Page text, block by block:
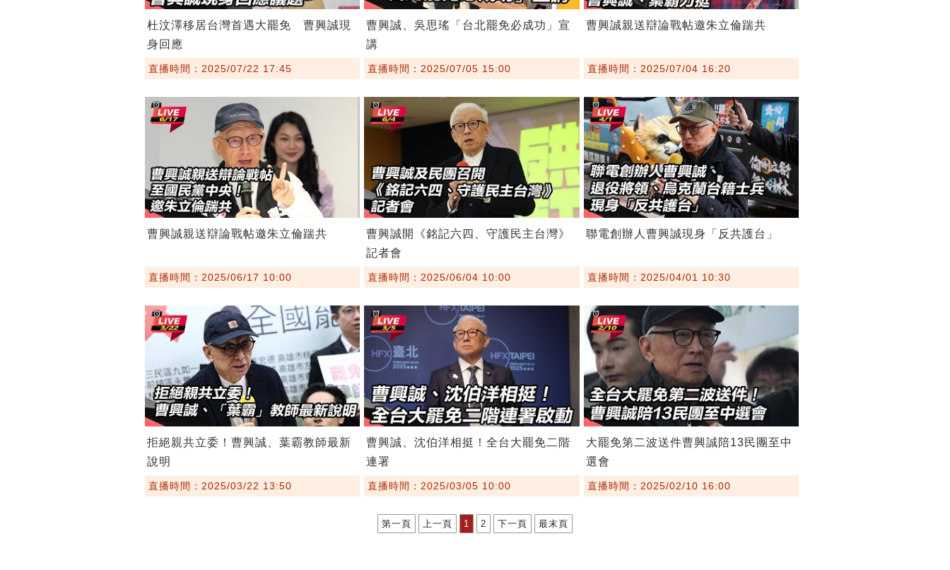
杜汶澤移居台灣首遇大罷免 曹興誠現
身回應
直播時間：2025/07/22 17:45
曹興誠、吳思瑤「台北罷免必成功」宣
講
直播時間：2025/07/05 15:00
曹興誠親送辯論戰帖邀朱立倫踹共
直播時間：2025/07/04 16:20
曹興誠親送辯論戰帖邀朱立倫踹共
直播時間：2025/06/17 10:00
曹興誠開《銘記六四、守護民主台灣》
記者會
直播時間：2025/06/04 10:00
聯電創辦人曹興誠現身「反共護台」
直播時間：2025/04/01 10:30
拒絕親共立委！曹興誠、葉霸教師最新
說明
直播時間：2025/03/22 13:50
曹興誠、沈伯洋相挺！全台大罷免二階
連署
直播時間：2025/03/05 10:00
大罷免第二波送件曹興誠陪13民團至中
選會
直播時間：2025/02/10 16:00
第一頁 上一頁 1 2 下一頁 最末頁